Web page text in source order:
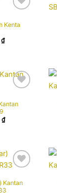
wishlist
Kenta
₫
wishlist
₫
wishlist
Kantan